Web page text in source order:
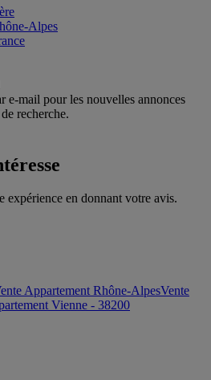
Alpes
e-mail pour les nouvelles annonces
recherche.
expérience en donnant votre avis.
Appartement Rhône-AlpesVente
Vienne - 38200